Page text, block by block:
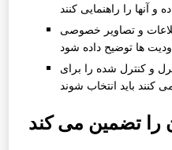
و تصاویر خصوصی
و کنترل شده را برای
تضمین می کند